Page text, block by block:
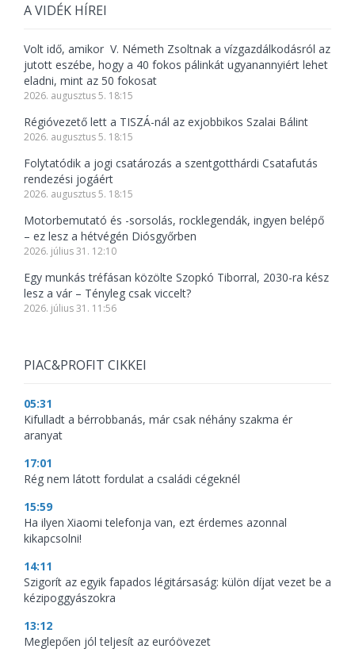
A VIDÉK HÍREI
Volt idő, amikor V. Németh Zsoltnak a vízgazdálkodásról az
jutott eszébe, hogy a 40 fokos pálinkát ugyanannyiért lehet
eladni, mint az 50 fokosat
2026. augusztus 5. 18:15
Régióvezető lett a TISZÁ-nál az exjobbikos Szalai Bálint
2026. augusztus 5. 18:15
Folytatódik a jogi csatározás a szentgotthárdi Csatafutás
rendezési jogáért
2026. augusztus 5. 18:15
Motorbemutató és -sorsolás, rocklegendák, ingyen belépő
– ez lesz a hétvégén Diósgyőrben
2026. július 31. 12:10
Egy munkás tréfásan közölte Szopkó Tiborral, 2030-ra kész
lesz a vár – Tényleg csak viccelt?
2026. július 31. 11:56
PIAC&PROFIT CIKKEI
05:31
Kifulladt a bérrobbanás, már csak néhány szakma ér
aranyat
17:01
Rég nem látott fordulat a családi cégeknél
15:59
Ha ilyen Xiaomi telefonja van, ezt érdemes azonnal
kikapcsolni!
14:11
Szigorít az egyik fapados légitársaság: külön díjat vezet be a
kézipoggyászokra
13:12
Meglepően jól teljesít az euróövezet